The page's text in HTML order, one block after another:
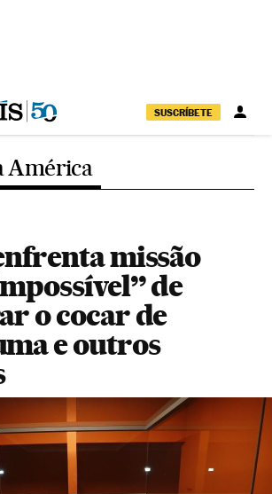
SUSCRÍBETE
América
missão
de
o cocar de
e outros